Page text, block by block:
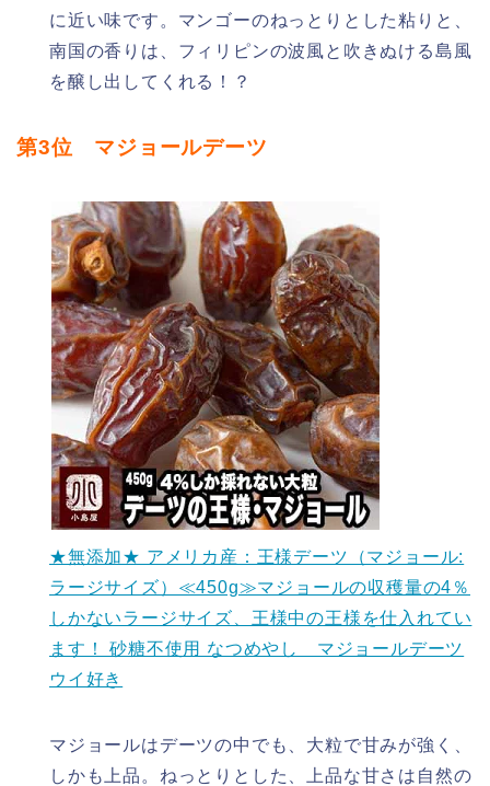
に近い味です。マンゴーのねっとりとした粘りと、
南国の香りは、フィリピンの波風と吹きぬける島風
を醸し出してくれる！？
第3位 マジョールデーツ
★無添加★ アメリカ産：王様デーツ（マジョール:
ラージサイズ）≪450g≫マジョールの収穫量の4％
しかないラージサイズ、王様中の王様を仕入れてい
ます！ 砂糖不使用 なつめやし マジョールデーツ
ウイ好き
マジョールはデーツの中でも、大粒で甘みが強く、
しかも上品。ねっとりとした、上品な甘さは自然の